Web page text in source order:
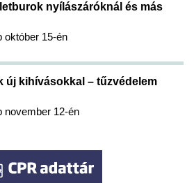
nyílászáróknál és más
október 15-én
új kihívásokkal – tűzvédelem
november 12-én